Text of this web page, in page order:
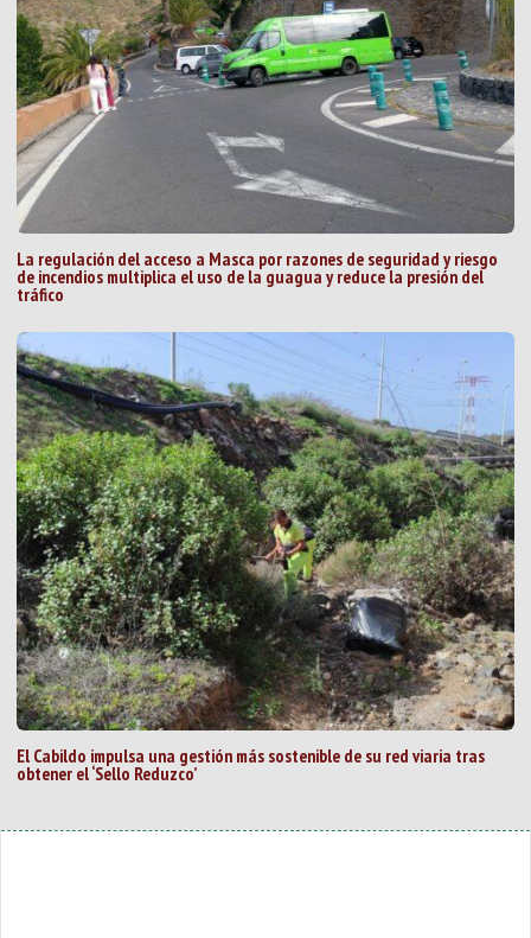
La regulación del acceso a Masca por razones de seguridad y riesgo
de incendios multiplica el uso de la guagua y reduce la presión del
tráfico
El Cabildo impulsa una gestión más sostenible de su red viaria tras
obtener el ‘Sello Reduzco’